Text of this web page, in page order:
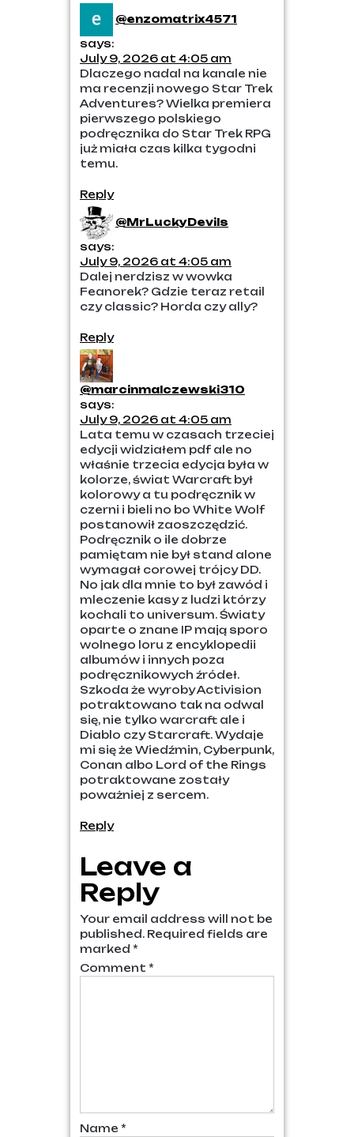
@enzomatrix4571
says:
July 9, 2026 at 4:05 am
Dlaczego nadal na kanale nie
ma recenzji nowego Star Trek
Adventures? Wielka premiera
pierwszego polskiego
podręcznika do Star Trek RPG
już miała czas kilka tygodni
temu.
Reply
@MrLuckyDevils
says:
July 9, 2026 at 4:05 am
Dalej nerdzisz w wowka
Feanorek? Gdzie teraz retail
czy classic? Horda czy ally?
Reply
@marcinmalczewski310
says:
July 9, 2026 at 4:05 am
Lata temu w czasach trzeciej
edycji widziałem pdf ale no
właśnie trzecia edycja była w
kolorze, świat Warcraft był
kolorowy a tu podręcznik w
czerni i bieli no bo White Wolf
postanowił zaoszczędzić.
Podręcznik o ile dobrze
pamiętam nie był stand alone
wymagał corowej trójcy DD.
No jak dla mnie to był zawód i
mleczenie kasy z ludzi którzy
kochali to universum. Światy
oparte o znane IP mają sporo
wolnego loru z encyklopedii
albumów i innych poza
podręcznikowych źródeł.
Szkoda że wyroby Activision
potraktowano tak na odwal
się, nie tylko warcraft ale i
Diablo czy Starcraft. Wydaje
mi się że Wiedźmin, Cyberpunk,
Conan albo Lord of the Rings
potraktowane zostały
poważniej z sercem.
Reply
Leave a
Reply
Your email address will not be
published. Required fields are
marked*
Comment *
Name *